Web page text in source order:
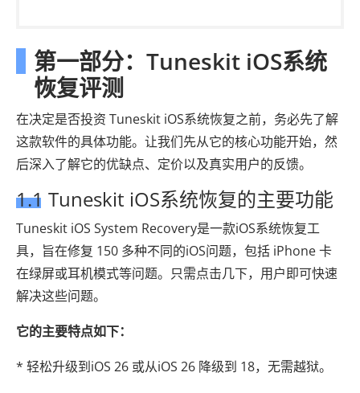
第一部分：Tuneskit iOS系统
恢复评测
在决定是否投资 Tuneskit iOS系统恢复之前，务必先了解
这款软件的具体功能。让我们先从它的核心功能开始，然
后深入了解它的优缺点、定价以及真实用户的反馈。
1.1 Tuneskit iOS系统恢复的主要功能
Tuneskit iOS System Recovery是一款iOS系统恢复工
具，旨在修复 150 多种不同的iOS问题，包括 iPhone 卡
在绿屏或耳机模式等问题。只需点击几下，用户即可快速
解决这些问题。
它的主要特点如下：
* 轻松升级到iOS 26 或从iOS 26 降级到 18，无需越狱。